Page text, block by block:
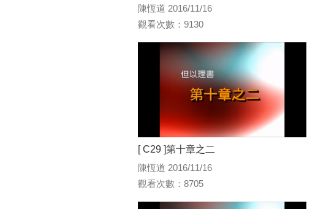
陳恆道 2016/11/16
觀看次數：9130
[ C29 ]第十章之二
陳恆道 2016/11/16
觀看次數：8705